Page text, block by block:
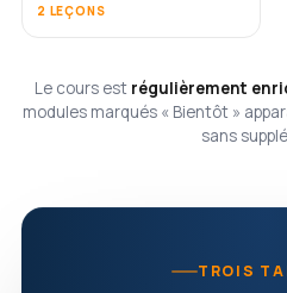
2 LEÇONS
Le cours est régulièrement
modules marqués « Bientôt »
sans
TROIS